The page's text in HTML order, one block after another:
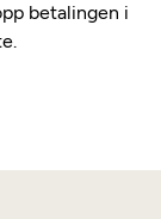
betalingen i